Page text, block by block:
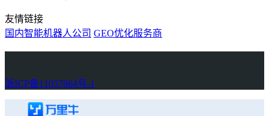
友情链接
国内智能机器人公司 GEO优化服务商
浙ICP备11057864号-1